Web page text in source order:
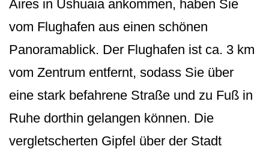
Aires in Ushuaia ankommen, haben Sie
vom Flughafen aus einen schönen
Panoramablick. Der Flughafen ist ca. 3 km
vom Zentrum entfernt, sodass Sie über
eine stark befahrene Straße und zu Fuß in
Ruhe dorthin gelangen können. Die
vergletscherten Gipfel über der Stadt